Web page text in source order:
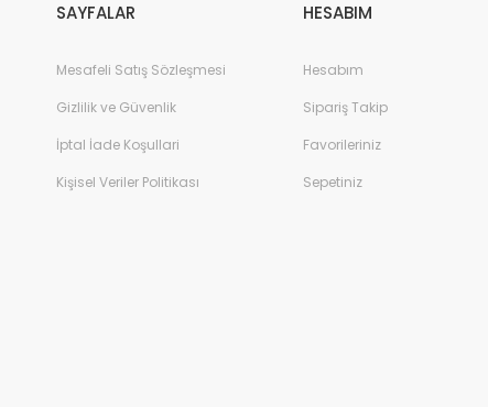
SAYFALAR
Mesafeli Satış Sözleşmesi
Gizlilik ve Güvenlik
İptal İade Koşullari
Kişisel Veriler Politikası
HESABIM
Hesabım
Sipariş Takip
Favorileriniz
Sepetiniz